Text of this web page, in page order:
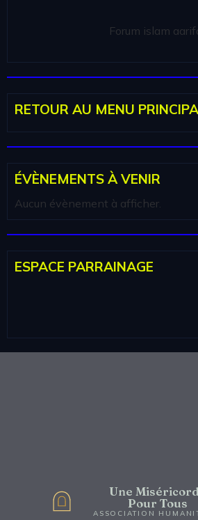
Forum islam
RETOUR AU MENU
ÉVÈNEMENTS À VENIR
Aucun évènement à afficher.
ESPACE PARRAINAGE
Une
Pour Tous
ASSOCIATION